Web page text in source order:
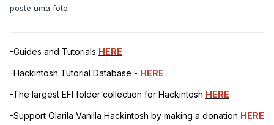
poste uma foto
-Guides and Tutorials HERE
-Hackintosh Tutorial Database - HERE
-The largest EFI folder collection for Hackintosh HERE
-Support Olarila Vanilla Hackintosh by making a donation HERE